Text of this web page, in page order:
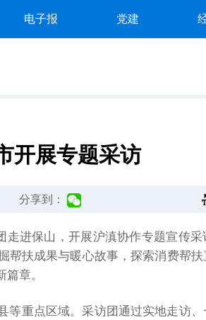
电子报 党建
开展专题采访
分享到：
进保山，开展沪滇协作专题宣传
帮扶成果与暖心故事，探索消费帮
章。
等重点区域。采访团通过实地走访